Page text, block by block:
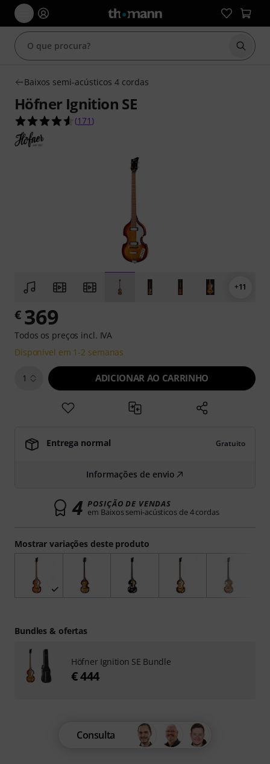
Iniciar
Baixos semi-acústicos 4 cordas
Höfner Ignition SE
4.5 de 5 estrelas de 171 avaliações de clientes
(171 )
+11
Mostrar variações deste produto
€ 369
Todos os preços incl. IVA
Disponível em 1-2 semanas
1 ADICIONAR AO CARRINHO
Entrega normal Gratuito
Informações de envio
4 POSIÇÃO DE VENDAS
em Baixos semi-acústicos de 4 cordas
Consulta
Bundles & ofertas
Höfner Ignition SE Bundle
€ 444